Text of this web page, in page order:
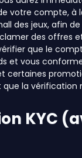
votre compte, à
des jeux, afin
des offres
que le
et vous
certaines
que la vérification
KYC